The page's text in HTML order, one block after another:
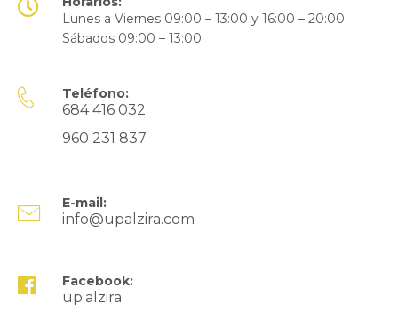
Lunes a Viernes 09:00 – 13:00 y 16:00 – 20:00
Sábados 09:00 – 13:00
Teléfono:
684 416 032
960 231 837
E-mail:
info@upalzira.com
Facebook:
up.alzira